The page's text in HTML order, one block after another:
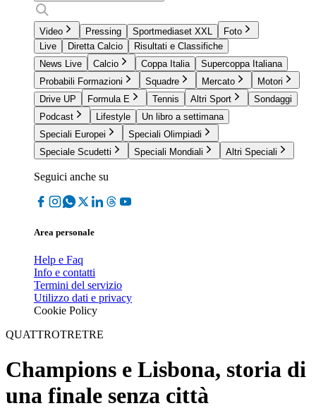
Video Pressing Sportmediaset XXL
Foto
Live
Diretta Calcio
Risultati e Classifiche
News Live
Calcio Coppa Italia
Supercoppa Italiana
Probabili Formazioni
Squadre Mercato
Motori
Drive UP
Formula E Tennis Altri Sport
Sondaggi
Podcast
Lifestyle
Un libro a settimana
Speciali Europei
Speciali Olimpiadi
Speciale Scudetti
Speciali Mondiali Altri Speciali
Seguici anche su
Area personale
Help e Faq
Info e contatti
Termini del servizio
Utilizzo dati e privacy
Cookie Policy
QUATTROTRETRE
Champions e Lisbona, storia di
una finale senza città